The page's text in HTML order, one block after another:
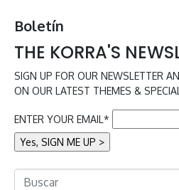
Boletín
THE KORRA'S
SIGN UP FOR OUR NEWSLETTER
ON OUR LATEST THEMES &
ENTER YOUR EMAIL*